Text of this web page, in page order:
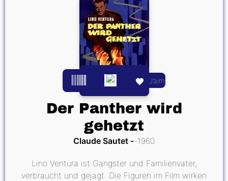
J’aime
Der Panther wird
gehetzt
Claude Sautet 1960
Lino Ventura ist Gangster und Familienvater,
verbraucht und gejagt. Die Figuren im Film wirken